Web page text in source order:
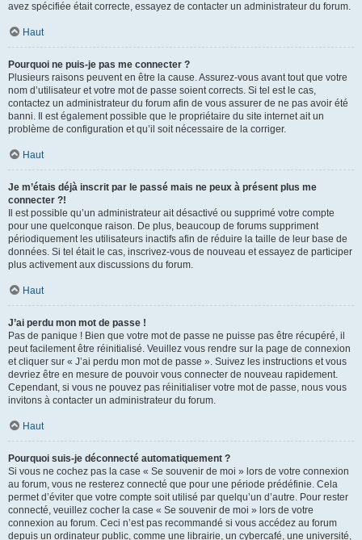
avez spécifiée était correcte, essayez de contacter un administrateur du forum.
Haut
Pourquoi ne puis-je pas me connecter ?
Plusieurs raisons peuvent en être la cause. Assurez-vous avant tout que votre
nom d’utilisateur et votre mot de passe soient corrects. Si tel est le cas,
contactez un administrateur du forum afin de vous assurer de ne pas avoir été
banni. Il est également possible que le propriétaire du site internet ait un
problème de configuration et qu’il soit nécessaire de la corriger.
Haut
Je m’étais déjà inscrit par le passé mais ne peux à présent plus me
connecter ?!
Il est possible qu’un administrateur ait désactivé ou supprimé votre compte
pour une quelconque raison. De plus, beaucoup de forums suppriment
périodiquement les utilisateurs inactifs afin de réduire la taille de leur base de
données. Si tel était le cas, inscrivez-vous de nouveau et essayez de participer
plus activement aux discussions du forum.
Haut
J’ai perdu mon mot de passe !
Pas de panique ! Bien que votre mot de passe ne puisse pas être récupéré, il
peut facilement être réinitialisé. Veuillez vous rendre sur la page de connexion
et cliquer sur « J’ai perdu mon mot de passe ». Suivez les instructions et vous
devriez être en mesure de pouvoir vous connecter de nouveau rapidement.
Cependant, si vous ne pouvez pas réinitialiser votre mot de passe, nous vous
invitons à contacter un administrateur du forum.
Haut
Pourquoi suis-je déconnecté automatiquement ?
Si vous ne cochez pas la case « Se souvenir de moi » lors de votre connexion
au forum, vous ne resterez connecté que pour une période prédéfinie. Cela
permet d’éviter que votre compte soit utilisé par quelqu’un d’autre. Pour rester
connecté, veuillez cocher la case « Se souvenir de moi » lors de votre
connexion au forum. Ceci n’est pas recommandé si vous accédez au forum
depuis un ordinateur public, comme une librairie, un cybercafé, une université,